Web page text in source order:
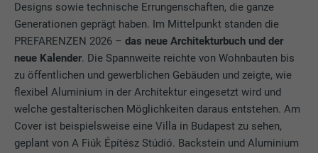
Designs sowie technische Errungenschaften, die ganze
Generationen geprägt haben. Im Mittelpunkt standen die
PREFARENZEN 2026 –das neue Architekturbuch und der
neue Kalender. Die Spannweite reichte von Wohnbauten bis
zu öffentlichen und gewerblichen Gebäuden und zeigte, wie
flexibel Aluminium in der Architektur eingesetzt wird und
welche gestalterischen Möglichkeiten daraus entstehen. Am
Cover ist beispielsweise eine Villa in Budapest zu sehen,
geplant von A Fiúk Építész Stúdió. Backstein und Aluminium